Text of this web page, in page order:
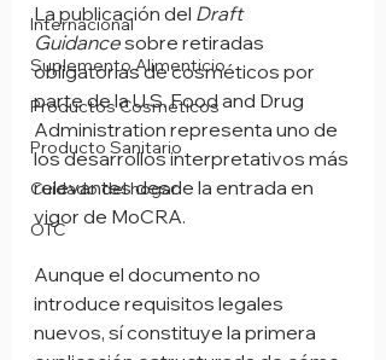
Internacional
Suplemento Alimenticio
Productos Cosméticos
Producto Sanitario
Cuidado del hogar
OTC
La publicación del Draft
Guidance sobre retiradas
obligatorias de cosméticos por
parte de la U.S. Food and Drug
Administration representa uno de
los desarrollos interpretativos más
relevantes desde la entrada en
vigor de MoCRA.
Aunque el documento no
introduce requisitos legales
nuevos, sí constituye la primera